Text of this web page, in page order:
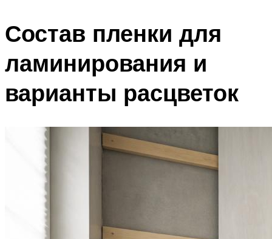
Состав пленки для
ламинирования и
варианты расцветок